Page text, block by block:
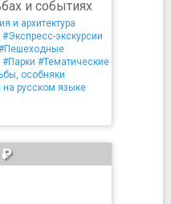
и событиях
и архитектура
#Экспресс-экскурсии
#Парки #Тематические
особняки
на русском языке
₽